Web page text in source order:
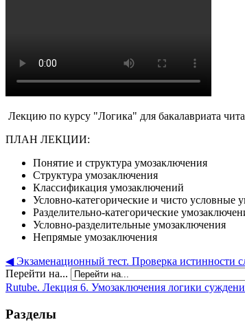
Лекцию по курсу "Логика" для бакалавриата
ПЛАН ЛЕКЦИИ:
Понятие и структура умозаключения
Структура умозаключения
Классификация умозаключений
Условно-категорические и чисто условные
Разделительно-категорические
Условно-разделительные умозаключения
Непрямые умозаключения
◀︎ Экзаменационный тест. Проверка истинности
Перейти на...
Rutube. Лекция 6. Умозаключения логики
Разделы